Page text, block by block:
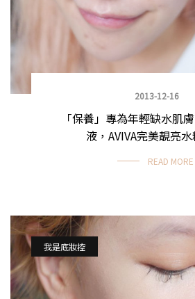
2013-12-16
「保養」專為年輕缺水肌
液，AVIVA完美靚亮
READ MORE
我是底妝控